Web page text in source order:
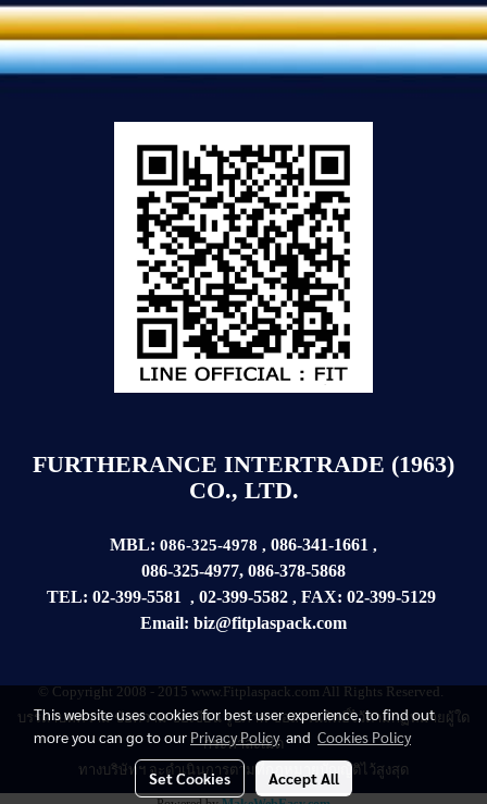
FURTHERANCE INTERTRADE (1963)
CO., LTD.
MBL: 086-325-4978 , 086-341-1661 ,
086-325-4977, 086-378-5868
TEL: 02-399-5581 , 02-399-5582 , FAX: 02-399-5129
Email: biz@fitplaspack.com
© Copyright 2008 - 2015 www.Fitplaspack.com All Rights Reserved.
บรรดาบทความข้อความข้อเขียน รูปภาพ ขอสงวนสิทธิ์ไว้ตามกฏหมายผู้ใด
กระทำละเมิด
ทางบริษัทฯ จะดำเนินการตามที่กฏหมายบัญญัติไว้สูงสุด
This website uses cookies for best user experience, to find out
more you can go to our Privacy Policyand Cookies Policy
Set Cookies Accept All